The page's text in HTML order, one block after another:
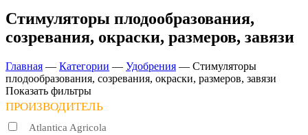
Стимуляторы плодообразования,
созревания, окраски, размеров, завязи
Главная — Категории — Удобрения — Стимуляторы
плодообразования, созревания, окраски, размеров, завязи
Показать фильтры
ПРОИЗВОДИТЕЛЬ
Atlantica Agricola